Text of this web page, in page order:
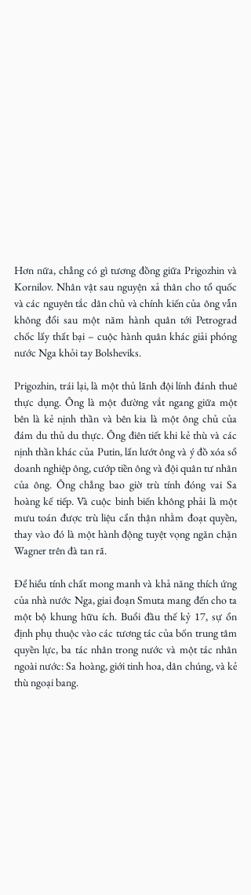
Hơn nữa, chẳng có gì tương đồng giữa Prigozhin và
Kornilov. Nhân vật sau nguyện xả thân cho tổ quốc
và các nguyên tắc dân chủ và chính kiến của ông vẫn
không đổi sau một năm hành quân tới Petrograd
chốc lấy thất bại – cuộc hành quân khác giải phóng
nước Nga khỏi tay Bolsheviks.
Prigozhin, trái lại, là một thủ lãnh đội lính đánh thuê
thực dụng. Ông là một đường vắt ngang giữa một
bên là kẻ nịnh thần và bên kia là một ông chủ của
đám du thủ du thực. Ông điên tiết khi kẻ thù và các
nịnh thần khác của Putin, lấn lướt ông và ý đồ xóa sổ
doanh nghiệp ông, cướp tiền ông và đội quân tư nhân
của ông. Ông chẳng bao giờ trù tính đóng vai Sa
hoàng kế tiếp. Và cuộc binh biến không phải là một
mưu toán được trù liệu cẩn thận nhằm đoạt quyền,
thay vào đó là một hành động tuyệt vọng ngăn chặn
Wagner trên đà tan rã.
Để hiểu tính chất mong manh và khả năng thích ứng
của nhà nước Nga, giai đoạn Smuta mang đến cho ta
một bộ khung hữu ích. Buổi đầu thế kỷ 17, sự ổn
định phụ thuộc vào các tương tác của bốn trung tâm
quyền lực, ba tác nhân trong nước và một tác nhân
ngoài nước: Sa hoàng, giới tinh hoa, dân chúng, và kẻ
thù ngoại bang.